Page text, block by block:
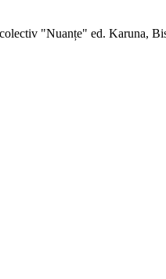
"Nuanțe" ed. Karuna,